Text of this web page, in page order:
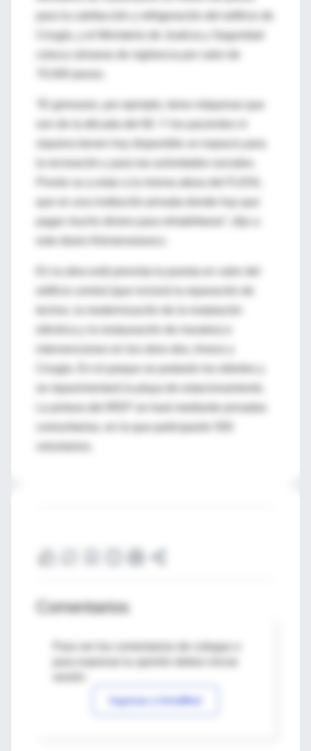
para la calefacción y refrigeración del edificio de
Cirugía, y el Ministerio de Justicia y Seguridad
coloca cámaras de vigilancia por valor de
“El gimnasio, por ejemplo, tiene máquinas que
siquiera tienen hoy disponible un espacio para
pagar mucho dinero para rehabilitarse”, dijo a
edificio central (que incluirá la reparación de
Cirugía. En el parque se podarán los árboles y
se repavimentará la playa de estacionamiento.
Comentarios
Para ver los comentarios de colegas o
Ingresar a IntraMed